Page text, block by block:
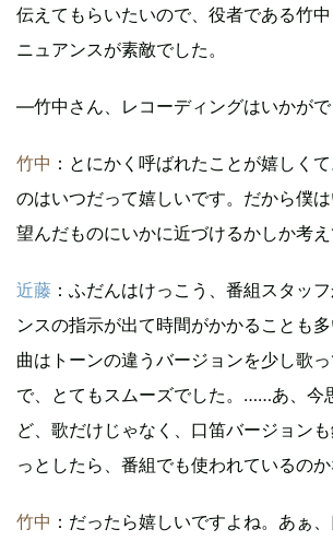
伝えてもらいたいので、役者である竹
ニュアンスが素敵でした。
―竹中さん、レコーディングはいかがで
竹中 ：とにかく呼ばれたことが嬉しく
のはいつだって嬉しいです。だから僕
望んだものにいかに近づけるかしか考え
近藤 ：ふだんはけっこう、番組スタッ
ンスの指示が出て時間がかかることも
曲はトーンの違うバージョンを少し歌
で、とてもスムーズでした。……あ、今
ど、歌だけじゃなく、口笛バージョン
っとしたら、番組でも使われているのか
竹中 ：だったら嬉しいですよね。あぁ